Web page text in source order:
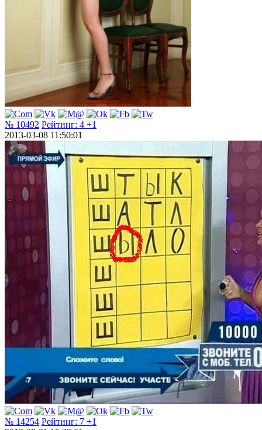
№ 10492 Рейтинг: 4 +1
2013-03-08 11:50:01
№ 14254 Рейтинг: 7 +1